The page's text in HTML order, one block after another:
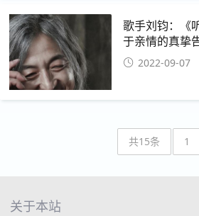
歌手刘钧：《
于亲情的真挚
2022-09-07
共15条 1
关于本站